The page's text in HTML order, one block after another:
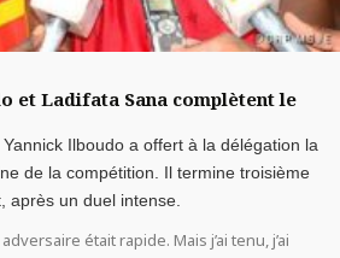
et Ladifata Sana complètent le
Ilboudo a offert à la délégation la
de la compétition. Il termine troisième
après un duel intense.
était rapide. Mais j’ai tenu, j’ai